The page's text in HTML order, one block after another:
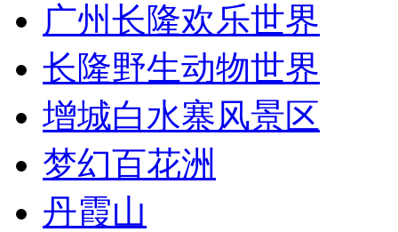
广州长隆欢乐世界
长隆野生动物世界
增城白水寨风景区
梦幻百花洲
丹霞山